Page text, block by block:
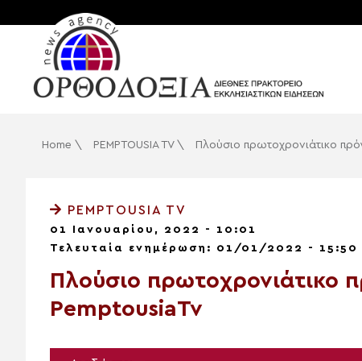
Home \ PEMPTOUSIA TV\ Πλούσιο πρωτοχρονιάτικο
PEMPTOUSIA TV
01 Ιανουαρίου, 2022 - 10:01
Τελευταία ενημέρωση: 01/01/2022 - 15:50
Πλούσιο πρωτοχρονιάτικο
PemptousiaTv